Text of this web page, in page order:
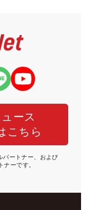
ース
こちら
パートナー、および
ナーです。